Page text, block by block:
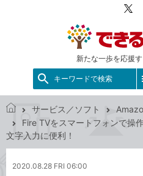
新たな一歩を応援
X
キーワードで検索
で
き
ッ
サービス／ソフト
Fire TVをスマートフォンで操
文字入力に便利！
2020.08.28 FRI 06:00